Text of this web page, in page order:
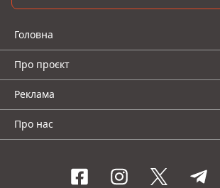
Головна
Про проєкт
Реклама
Про нас